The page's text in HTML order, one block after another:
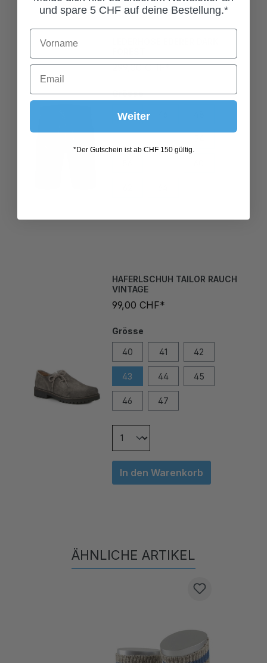
LEDERHOSE EDERER DARK
44 46 48
56 58 60
VINTAGE
99,00 CHF*
43 44 45
46 47
In den Warenkorb
Produktgalerie überspringen
und spare 5 CHF auf deine Bestellung.*
Weiter
*Der Gutschein ist ab CHF 150 gültig.